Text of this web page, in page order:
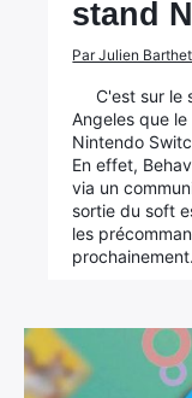
stand
Par Julien
C'est sur le
Angeles que
Nintendo
En effet,
via un
sortie du soft
les
prochainement.
Rechercher